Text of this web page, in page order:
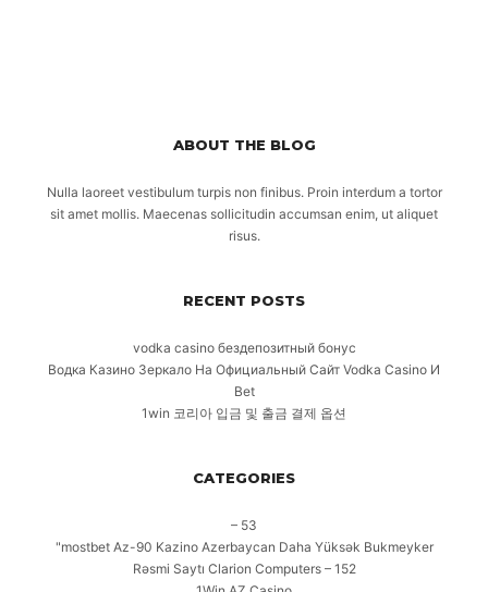
ABOUT THE BLOG
Nulla laoreet vestibulum turpis non finibus. Proin interdum a tortor
sit amet mollis. Maecenas sollicitudin accumsan enim, ut aliquet
risus.
RECENT POSTS
vodka casino бездепозитный бонус
Водка Казино Зеркало На Официальный Сайт Vodka Casino И
Bet
1win 코리아 입금 및 출금 결제 옵션
CATEGORIES
– 53
"mostbet Az-90 Kazino Azerbaycan Daha Yüksək Bukmeyker
Rəsmi Saytı Clarion Computers – 152